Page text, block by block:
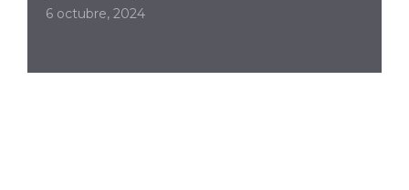
6 octubre, 2024